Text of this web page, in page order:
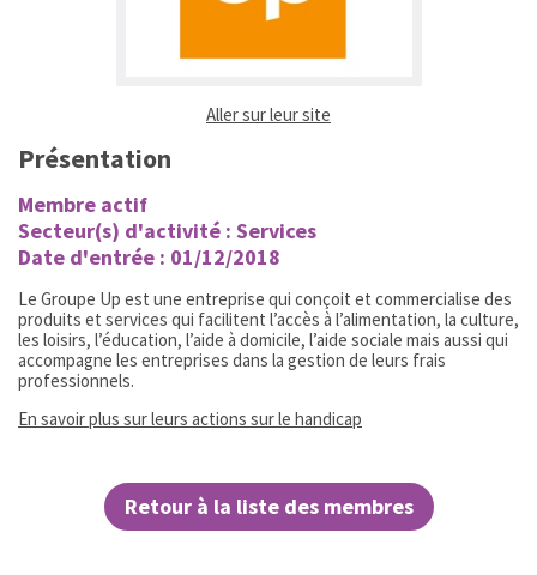
Aller sur leur site
Présentation
Membre actif
Secteur(s) d'activité : Services
Date d'entrée : 01/12/2018
Le Groupe Up est une entreprise qui conçoit et commercialise des
produits et services qui facilitent l’accès à l’alimentation, la culture,
les loisirs, l’éducation, l’aide à domicile, l’aide sociale mais aussi qui
accompagne les entreprises dans la gestion de leurs frais
professionnels.
En savoir plus sur leurs actions sur le handicap
Retour à la liste des membres